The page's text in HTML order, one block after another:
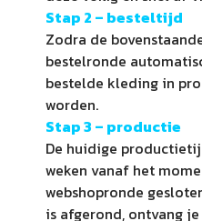
Stap 2 – besteltijd
Zodra de
bestelronde
bestelde kleding in
worden.
Stap 3 – productie
De huidige
weken vanaf het
webshopronde
is afgerond, ontvang